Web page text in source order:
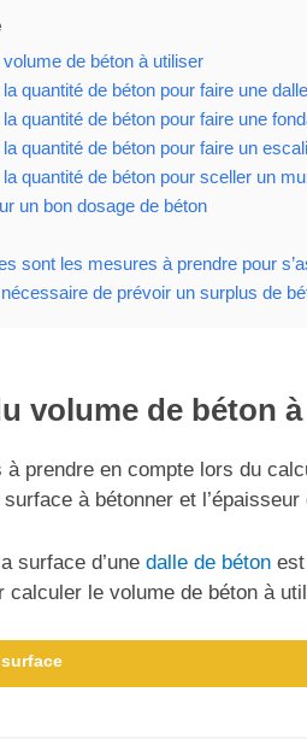
de béton à utiliser
quantité de béton pour faire une dalle
quantité de béton pour faire une
quantité de béton pour faire un
quantité de béton pour sceller un
un bon dosage de béton
sont les mesures à prendre pour
de prévoir un surplus de
volume de béton
à prendre en compte lors du
à bétonner et
surface d’une dalle de bétonest
calculer le volume de béton à